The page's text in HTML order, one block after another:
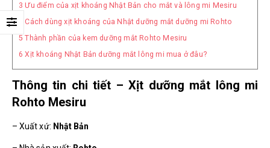
3 Ưu điểm của xịt khoáng Nhật Bản cho mắt và lông mi Mesiru
Cách dùng xịt khoáng của Nhật dưỡng mắt dưỡng mi Rohto
5 Thành phần của kem dưỡng mắt Rohto Mesiru
6 Xịt khoáng Nhật Bản dưỡng mắt lông mi mua ở đâu?
Thông tin chi tiết – Xịt dưỡng mắt lông mi
Rohto Mesiru
– Xuất xứ: Nhật Bản